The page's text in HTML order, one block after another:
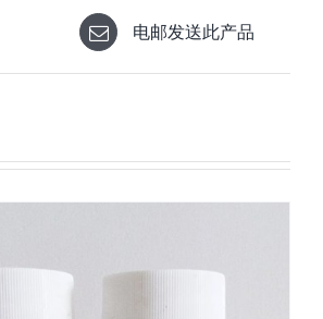
电邮发送此产品